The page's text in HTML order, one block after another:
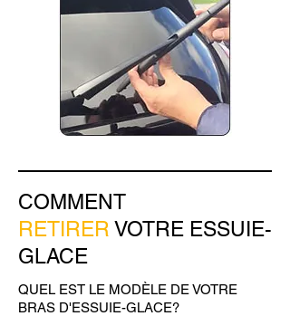
COMMENT
RETIRER VOTRE ESSUIE-
GLACE
QUEL EST LE MODÈLE DE VOTRE
BRAS D'ESSUIE-GLACE?